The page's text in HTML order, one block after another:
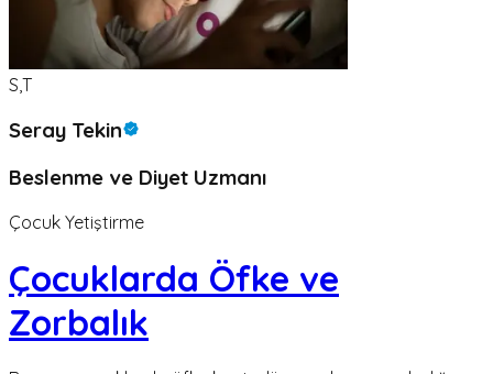
S,T
Seray Tekin
Beslenme ve Diyet Uzmanı
Çocuk Yetiştirme
Çocuklarda Öfke ve
Zorbalık